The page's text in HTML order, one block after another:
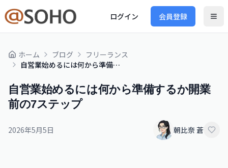
ログイン 会員登録
ホーム ブログ
フリーランス
自営業始めるには何から準備するか開業前の7ステップ
自営業始めるには何から準備するか開業
前の7ステップ
2026年5月5日 朝比奈 蒼